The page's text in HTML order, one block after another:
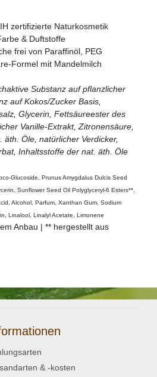
zertifizierte Naturkosmetik
& Duftstoffe
frei von Paraffinöl, PEG
Formel mit Mandelmilch
Substanz auf pflanzlicher
auf Kokos/Zucker Basis,
Glycerin, Fettsäureester des
Vanille-Extrakt, Zitronensäure,
äth. Öle, natürlicher Verdicker,
Inhaltsstoffe der nat. äth. Öle
Glucoside, Prunus Amygdalus Dulcis Seed
Sunflower Seed Oil Polyglyceryl-6 Esters**,
Alcohol, Parfum, Xanthan Gum, Sodium
Linalool, Linalyl Acetate, Limonene
Anbau | ** hergestellt aus
& -kosten